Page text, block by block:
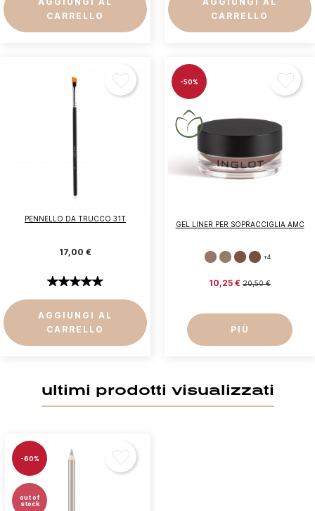
CARRELLO
CARRELLO
PENNELLO DA TRUCCO 31T
17,00 €
AGGIUNGI AL
CARRELLO
GEL LINER PER SOPRACCIGLIA AMC
+4
10,25 € 20,50 €
PIÙ
-50%
ultimi prodotti visualizzati
-60%
out of
stock
lista dei desideri.
Annulla Accedi